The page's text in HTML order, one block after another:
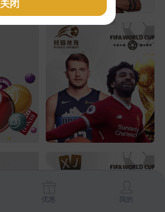
优惠 我的
关闭